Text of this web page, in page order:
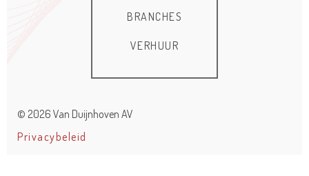
BRANCHES
VERHUUR
© 2026 Van Duijnhoven AV
Privacybeleid